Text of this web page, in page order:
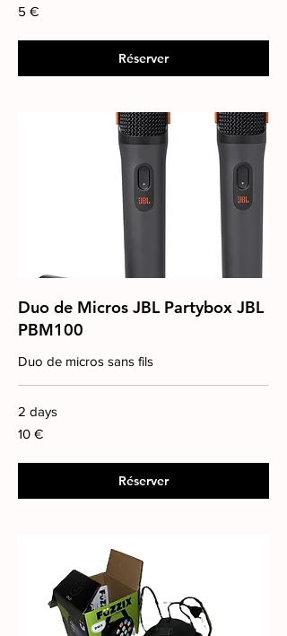
euros
5 €
Réserver
Duo de Micros JBL Partybox JBL
PBM100
Duo de micros sans fils
2 days
10
euros
10 €
Réserver